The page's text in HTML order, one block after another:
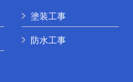
塗装工事
防水工事